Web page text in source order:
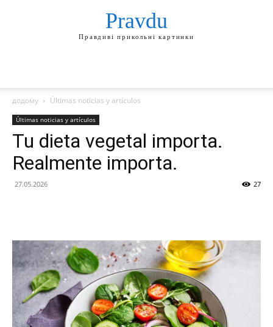
Pravdu
Правдиві прикольні картинки
додому Últimas noticias y artículos
Últimas noticias y artículos
Tu dieta vegetal importa.
Realmente importa.
27.05.2026 27